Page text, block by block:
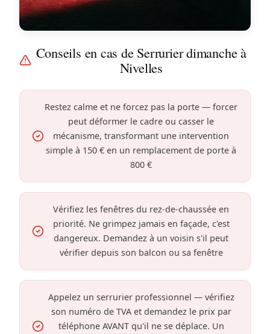
Conseils en cas de Serrurier dimanche à
Nivelles
Restez calme et ne forcez pas la porte — forcer
peut déformer le cadre ou casser le
mécanisme, transformant une intervention
simple à 150 € en un remplacement de porte à
800 €
Vérifiez les fenêtres du rez-de-chaussée en
priorité. Ne grimpez jamais en façade, c'est
dangereux. Demandez à un voisin s'il peut
vérifier depuis son balcon ou sa fenêtre
Appelez un serrurier professionnel — vérifiez
son numéro de TVA et demandez le prix par
téléphone AVANT qu'il ne se déplace. Un